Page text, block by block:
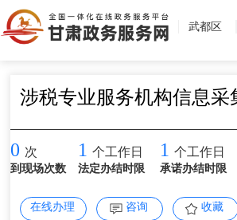
武都区
涉税专业服务机构信息采
0 次
到现场次数
1 个工作日
法定办结时限
1 个工作日
承诺办结时限
在线办理 咨询 收藏